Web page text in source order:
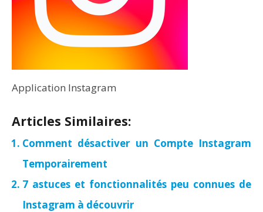
Application Instagram
Articles Similaires:
Comment désactiver un Compte Instagram
Temporairement
7 astuces et fonctionnalités peu connues de
Instagram à découvrir